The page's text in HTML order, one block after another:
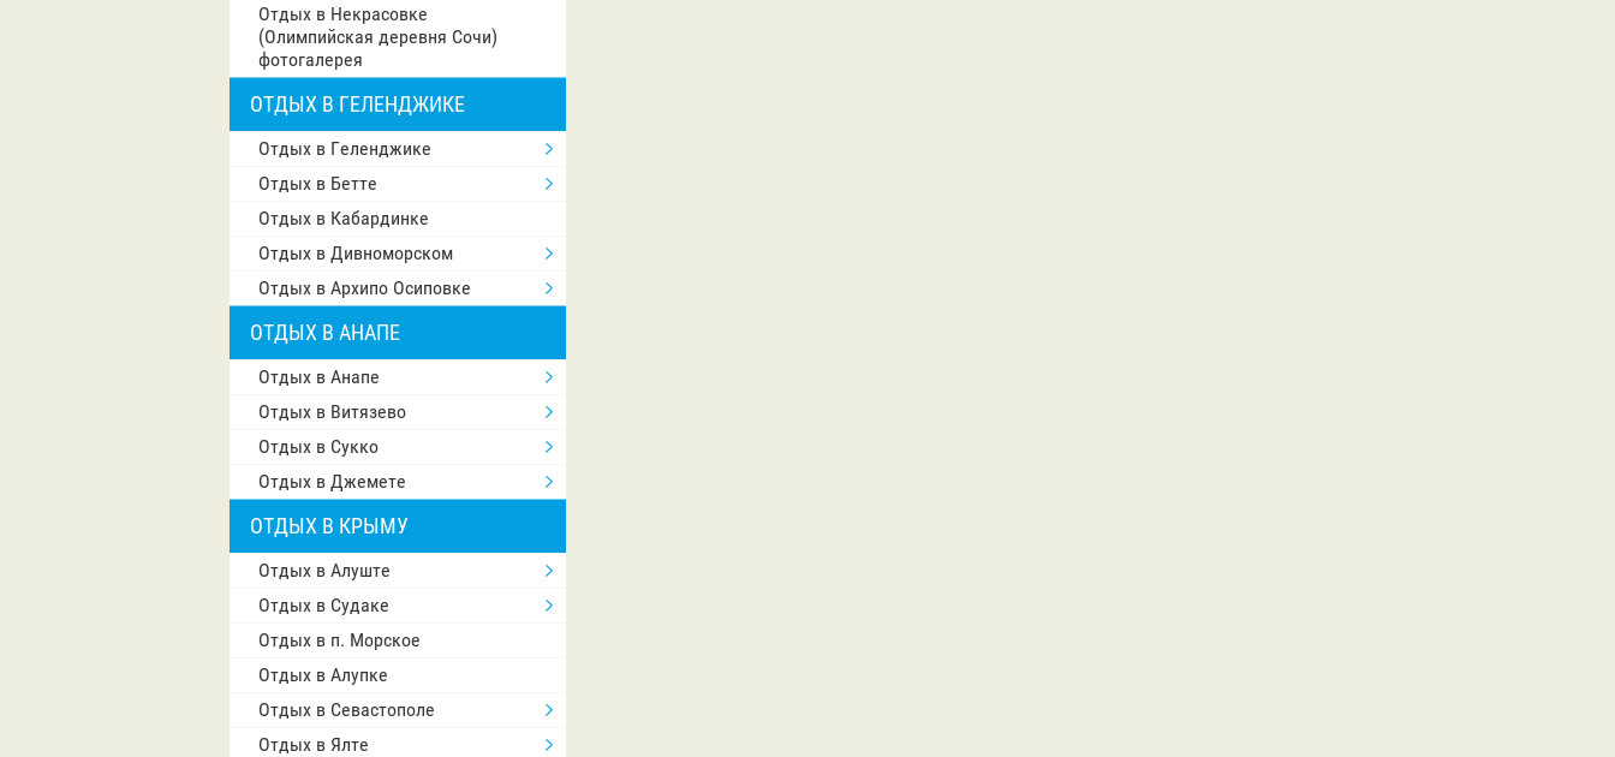
Отдых в Некрасовке
(Олимпийская деревня Сочи)
фотогалерея
ОТДЫХ В ГЕЛЕНДЖИКЕ
Отдых в Геленджике
Отдых в Бетте
Отдых в Кабардинке
Отдых в Дивноморском
Отдых в Архипо Осиповке
ОТДЫХ В АНАПЕ
Отдых в Анапе
Отдых в Витязево
Отдых в Сукко
Отдых в Джемете
ОТДЫХ В КРЫМУ
Отдых в Алуште
Отдых в Судаке
Отдых в п. Морское
Отдых в Алупке
Отдых в Севастополе
Отдых в Ялте